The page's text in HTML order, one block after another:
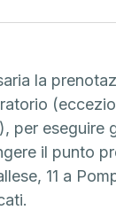
la
per eseguire
il punto
11 a